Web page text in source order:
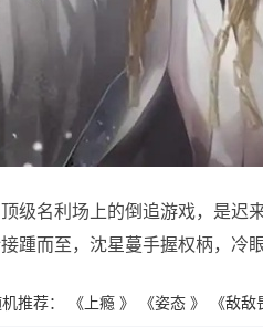
级名利场上的倒追游戏，是迟
踵而至，沈星蔓手握权柄，冷
机推荐： 《上瘾 》 《姿态 》 《敌敌